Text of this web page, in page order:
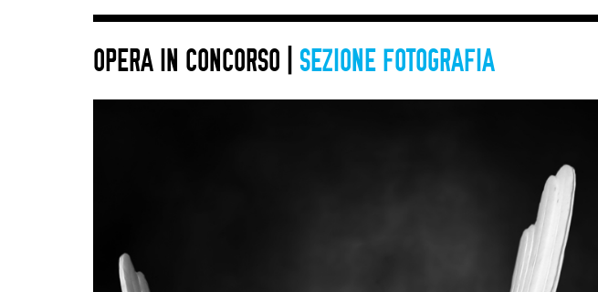
-
PREMIO
OPERA IN CONCORSO | SEZIONE FOTOGRAFIA